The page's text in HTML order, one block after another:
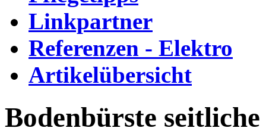
Linkpartner
Referenzen - Elektro
Artikelübersicht
Bodenbürste